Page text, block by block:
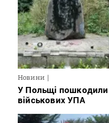
Новини
У Польщі пошкодили
військових УПА